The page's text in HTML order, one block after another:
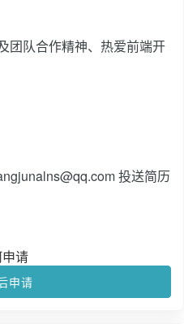
团队合作精神、热爱前端开
投送简历
请
申请